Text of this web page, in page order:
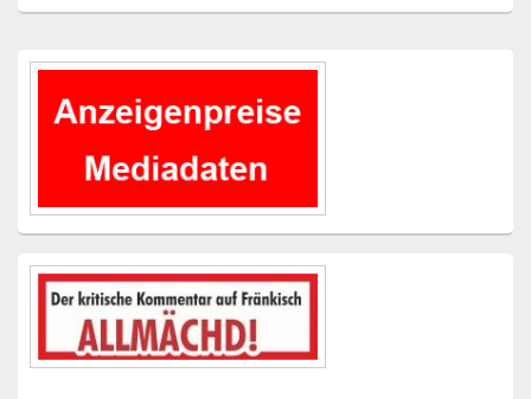
Primärer
Widgetbereich